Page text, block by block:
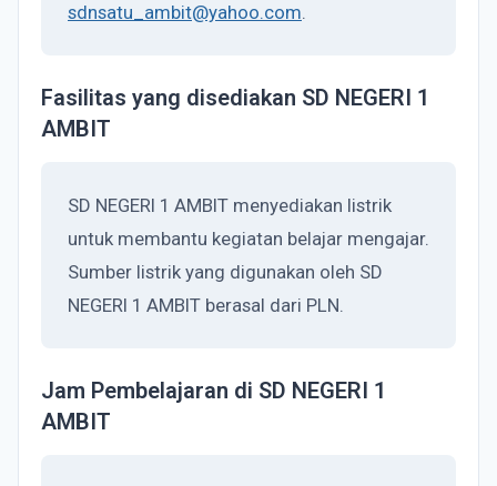
sdnsatu_ambit@yahoo.com.
Fasilitas yang disediakan SD NEGERI 1
AMBIT
SD NEGERI 1 AMBIT menyediakan listrik
untuk membantu kegiatan belajar mengajar.
Sumber listrik yang digunakan oleh SD
NEGERI 1 AMBIT berasal dari PLN.
Jam Pembelajaran di SD NEGERI 1
AMBIT